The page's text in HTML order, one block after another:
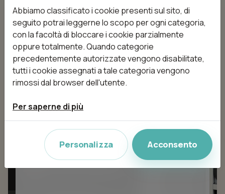
Login
Abbiamo classificato i cookie presenti sul sito, di
seguito potrai leggerne lo scopo per ogni categoria,
con la facoltà di bloccare i cookie parzialmente
oppure totalmente. Quando categorie
precedentemente autorizzate vengono disabilitate,
tutti i cookie assegnati a tale categoria vengono
rimossi dal browser dell'utente.
Per saperne di più
Personalizza Acconsento